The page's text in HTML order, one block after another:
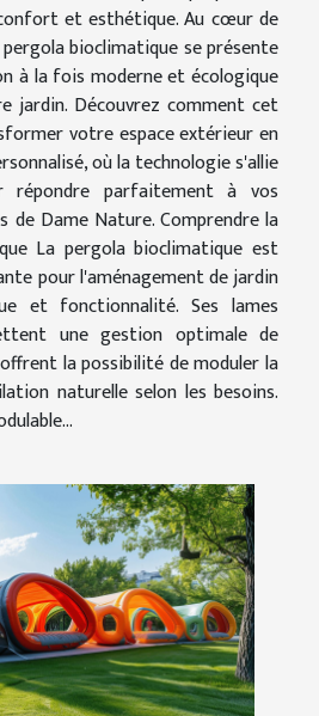
et esthétique. Au cœur de
bioclimatique se présente
à la fois moderne et écologique
jardin. Découvrez comment cet
votre espace extérieur en
où la technologie s'allie
parfaitement à vos
Dame Nature. Comprendre la
La pergola bioclimatique est
pour l'aménagement de jardin
et fonctionnalité. Ses lames
une gestion optimale de
la possibilité de moduler la
naturelle selon les besoins.